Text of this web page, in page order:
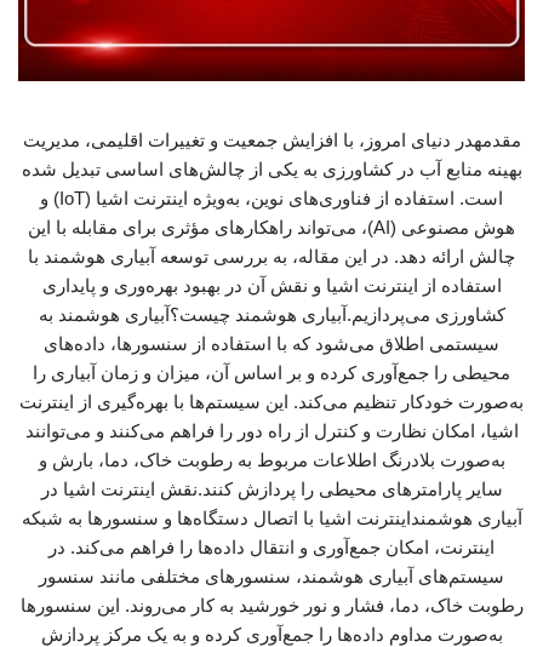
مقدمهدر دنیای امروز، با افزایش جمعیت و تغییرات اقلیمی، مدیریت
بهینه منابع آب در کشاورزی به یکی از چالش‌های اساسی تبدیل شده
است. استفاده از فناوری‌های نوین، به‌ویژه اینترنت اشیا (IoT) و
هوش مصنوعی (AI)، می‌تواند راهکارهای مؤثری برای مقابله با این
چالش ارائه دهد. در این مقاله، به بررسی توسعه آبیاری هوشمند با
استفاده از اینترنت اشیا و نقش آن در بهبود بهره‌وری و پایداری
کشاورزی می‌پردازیم.آبیاری هوشمند چیست؟آبیاری هوشمند به
سیستمی اطلاق می‌شود که با استفاده از سنسورها، داده‌های
محیطی را جمع‌آوری کرده و بر اساس آن، میزان و زمان آبیاری را
به‌صورت خودکار تنظیم می‌کند. این سیستم‌ها با بهره‌گیری از اینترنت
اشیا، امکان نظارت و کنترل از راه دور را فراهم می‌کنند و می‌توانند
به‌صورت بلادرنگ اطلاعات مربوط به رطوبت خاک، دما، بارش و
سایر پارامترهای محیطی را پردازش کنند.نقش اینترنت اشیا در
آبیاری هوشمنداینترنت اشیا با اتصال دستگاه‌ها و سنسورها به شبکه
اینترنت، امکان جمع‌آوری و انتقال داده‌ها را فراهم می‌کند. در
سیستم‌های آبیاری هوشمند، سنسورهای مختلفی مانند سنسور
رطوبت خاک، دما، فشار و نور خورشید به کار می‌روند. این سنسورها
به‌صورت مداوم داده‌ها را جمع‌آوری کرده و به یک مرکز پردازش